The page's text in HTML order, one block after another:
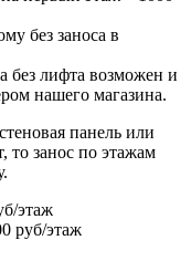
без заноса в
без лифта возможен и
нашего магазина.
панель или
то занос по этажам
этаж
руб/этаж